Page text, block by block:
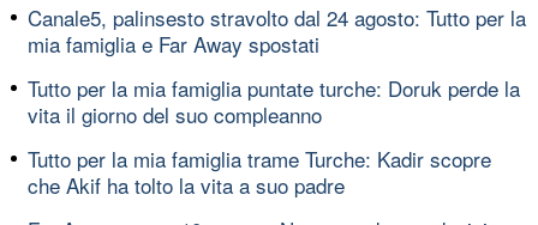
Canale5, palinsesto stravolto dal 24 agosto: Tutto per la
mia famiglia e Far Away spostati
Tutto per la mia famiglia puntate turche: Doruk perde la
vita il giorno del suo compleanno
Tutto per la mia famiglia trame Turche: Kadir scopre
che Akif ha tolto la vita a suo padre